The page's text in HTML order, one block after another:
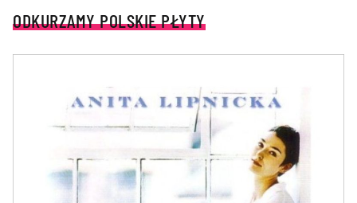
ODKURZAMY POLSKIE PŁYTY